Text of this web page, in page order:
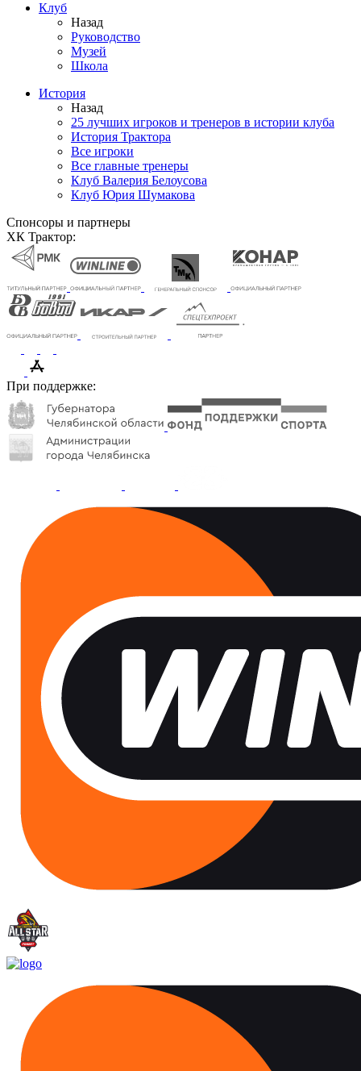
Клуб
Назад
Руководство
Музей
Школа
История
Назад
25 лучших игроков и тренеров в истории клуба
История Трактора
Все игроки
Все главные тренеры
Клуб Валерия Белоусова
Клуб Юрия Шумакова
Спонсоры и партнеры
ХК Трактор:
При поддержке: